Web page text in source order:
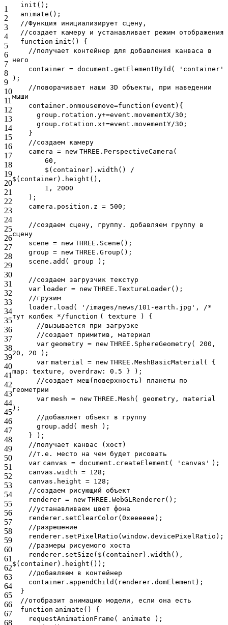
1
2
3
4
5
6
7
8
9
10
11
12
13
14
15
16
17
18
19
20
21
22
23
24
25
26
27
28
29
30
31
32
33
34
35
36
37
38
39
40
41
42
43
44
45
46
47
48
49
50
51
52
53
54
55
56
57
58
59
60
61
62
63
64
65
66
67
68
init();
animate();
//Функция инициализирует сцену,
//создает камеру и устанавливает режим отображения
function init() {
//получает контейнер для добавления канваса в
него
container = document.getElementById(
'container'
);
//поворачивает наши 3D объекты, при наведении
мыши
container.onmousemove=function (event){
group.rotation.y+=event.movementX/30;
group.rotation.x+=event.movementY/30;
}
//создаем камеру
camera = new THREE.PerspectiveCamera(
60,
$(container).width() /
$(container).height(),
1, 2000
);
camera.position.z = 500;
//создаем сцену, группу. добавляем группу в
сцену
scene = new THREE.Scene();
group = new THREE.Group();
scene.add( group );
//создаем загрузчик текстур
var loader = new THREE.TextureLoader();
//грузим
loader.load(
'/images/news/101-earth.jpg' ,
/*
тут колбек */function ( texture ) {
//вызывается при загрузке
//создает примитив, материал
var geometry = new THREE.SphereGeometry( 200,
20, 20 );
var material = new THREE.MeshBasicMaterial( {
map: texture, overdraw: 0.5 } );
//создает меш(поверхность) планеты по
геометрии
var mesh = new THREE.Mesh( geometry, material
);
//добавляет объект в группу
group.add( mesh );
} );
//получает канвас (хост)
//т.е. место на чем будет рисовать
var canvas = document.createElement( 'canvas' );
canvas.width = 128;
canvas.height = 128;
//создаем рисующий объект
renderer = new THREE.WebGLRenderer();
//устанавливаем цвет фона
renderer.setClearColor(0xeeeeee);
//разрешение
renderer.setPixelRatio(window.devicePixelRatio);
//размеры рисуемого хоста
renderer.setSize($(container).width(),
$(container).height());
//добавляем в контейнер
container.appendChild(renderer.domElement);
}
//отобразит анимацию модели, если она есть
function animate() {
requestAnimationFrame( animate );